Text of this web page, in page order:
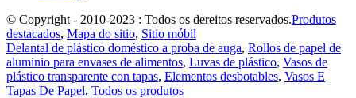
© Copyright - 2010-2023 : Todos os dereitos reservados.Produtos
destacados, Mapa do sitio, Sitio móbil
Delantal de plástico doméstico a proba de auga, Rollos de papel de
aluminio para envases de alimentos, Luvas de plástico, Vasos de
plástico transparente con tapas, Elementos desbotables, Vasos E
Tapas De Papel, Todos os produtos